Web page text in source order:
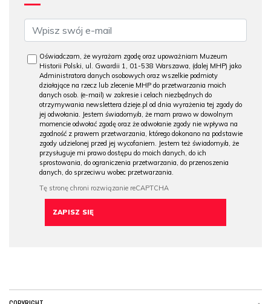
Oświadczam, że wyrażam zgodę oraz upoważniam Muzeum
Historii Polski, ul. Gwardii 1, 01-538 Warszawa, (dalej MHP) jako
Administratora danych osobowych oraz wszelkie podmioty
działające na rzecz lub zlecenie MHP do przetwarzania moich
danych osob. (e-mail) w zakresie i celach niezbędnych do
otrzymywania newslettera dzieje.pl od dnia wyrażenia tej zgody do
jej odwołania. Jestem świadomy/a, że mam prawo w dowolnym
momencie odwołać zgodę oraz że odwołanie zgody nie wpływa na
zgodność z prawem przetwarzania, którego dokonano na podstawie
zgody udzielonej przed jej wycofaniem. Jestem też świadomy/a, że
przysługuje mi prawo dostępu do moich danych, do ich
sprostowania, do ograniczenia przetwarzania, do przenoszenia
danych, do sprzeciwu wobec przetwarzania.